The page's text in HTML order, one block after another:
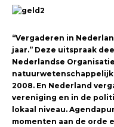
“Vergaderen in
jaar.” Deze uitspraak
Nederlandse
natuurwetenschappelijk
2008. En Nederland
vereniging en in de
lokaal niveau.
momenten aan de orde